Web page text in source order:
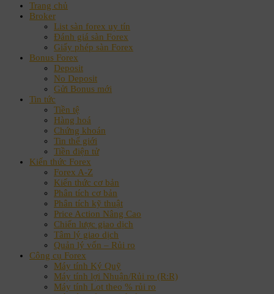
Trang chủ
Broker
List sàn forex uy tín
Đánh giá sàn Forex
Giấy phép sàn Forex
Bonus Forex
Deposit
No Deposit
Gửi Bonus mới
Tin tức
Tiền tệ
Hàng hoá
Chứng khoán
Tin thế giới
Tiền điện tử
Kiến thức Forex
Forex A-Z
Kiến thức cơ bản
Phân tích cơ bản
Phân tích kỹ thuật
Price Action Nâng Cao
Chiến lược giao dịch
Tâm lý giao dịch
Quản lý vốn – Rủi ro
Công cụ Forex
Máy tính Ký Quỹ
Máy tính lợi Nhuận/Rủi ro (R:R)
Máy tính Lot theo % rủi ro